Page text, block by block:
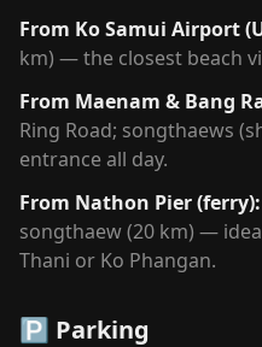
From Ko Samui Airport
km) — the closest beach
From Maenam & Bang
Ring Road; songthaews
entrance all day.
From Nathon Pier (ferry):
songthaew (20 km) —
Thani or Ko Phangan.
🅿️ Parking